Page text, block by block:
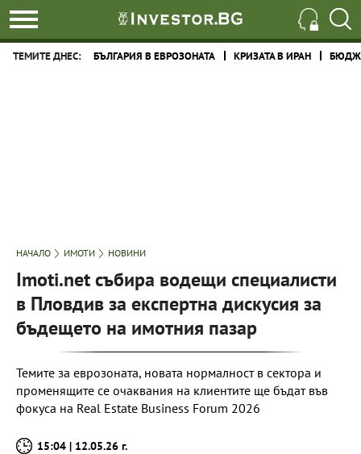
ТЕМИТЕ ДНЕС: БЪЛГАРИЯ В ЕВРОЗОНАТА КРИЗАТА В ИРАН
НАЧАЛО ИМОТИ НОВИНИ
Imoti.net събира водещи специалисти
в Пловдив за експертна дискусия за
бъдещето на имотния пазар
Темите за еврозоната, новата нормалност в сектора и
променящите се очаквания на клиентите ще бъдат във
фокуса на Real Estate Business Forum 2026
15:04 | 12.05.26 г.